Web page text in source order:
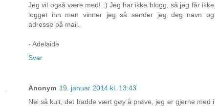
Jeg vil også være med! :) Jeg har ikke blogg, så jeg får ikke
logget inn men vinner jeg så sender jeg deg navn og
adresse på mail.
- Adelaide
Svar
Anonym 19. januar 2014 kl. 13:43
Nei så kult, det hadde vært gøy å prøve, jeg er gjerne med i